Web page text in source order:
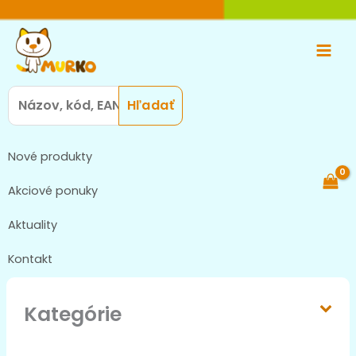
obsah
Main
Search
for:
Nové produkty
Akciové ponuky
Aktuality
Kontakt
Kategórie